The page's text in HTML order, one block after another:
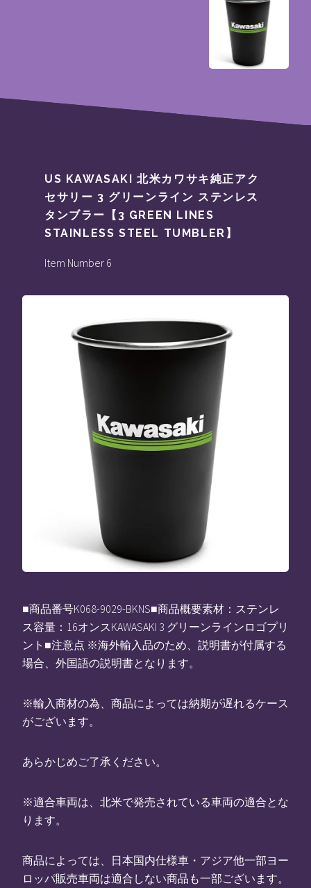
US KAWASAKI 北米カワサキ純正アク
セサリー 3 グリーンライン ステンレス
タンブラー【3 GREEN LINES
STAINLESS STEEL TUMBLER】
Item Number 6
■商品番号K068-9029-BKNS■商品概要素材：ステンレ
ス容量：16オンスKAWASAKI 3 グリーンラインロゴプリ
ント■注意点 ※海外輸入品のため、説明書が付属する
場合、外国語の説明書となります。
※輸入商材の為、商品によっては納期が遅れるケース
がございます。
あらかじめご了承ください。
※適合車両は、北米で発売されている車両の適合とな
ります。
商品によっては、日本国内仕様車・アジア他一部ヨー
ロッパ販売車両は適合しない商品も一部ございます。